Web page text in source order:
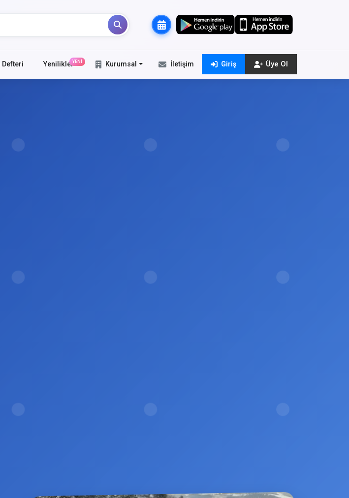
YeniliklerYENİ Kurumsal İletişim Giriş Üye Ol